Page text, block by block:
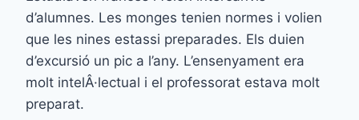
d’alumnes. Les monges tenien normes i volien
que les nines estassi preparades. Els duien
d’excursió un pic a l’any. L’ensenyament era
molt intelÂ·lectual i el professorat estava molt
preparat.